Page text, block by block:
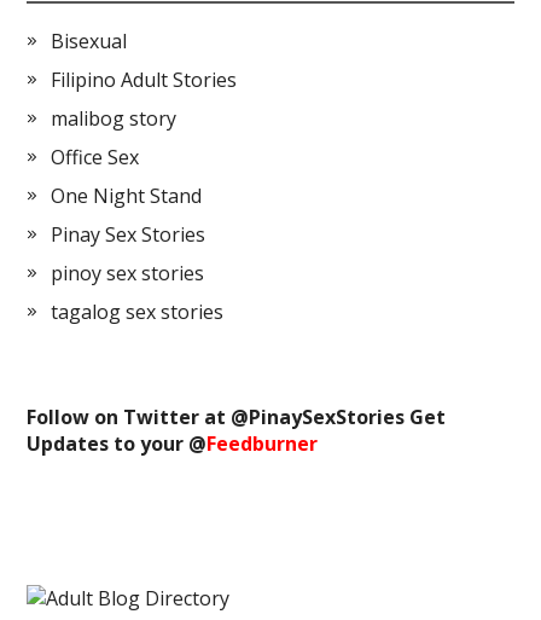
Bisexual
Filipino Adult Stories
malibog story
Office Sex
One Night Stand
Pinay Sex Stories
pinoy sex stories
tagalog sex stories
Follow on Twitter at @PinaySexStories Get
Updates to your @Feedburner